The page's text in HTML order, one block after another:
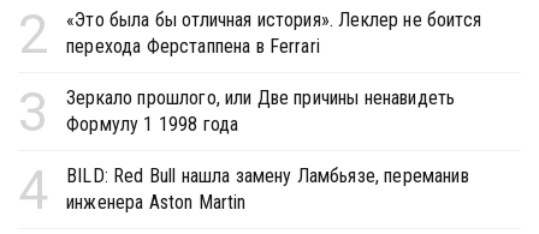
2
«Это была бы отличная история». Леклер не боится
перехода Ферстаппена в Ferrari
3
Зеркало прошлого, или Две причины ненавидеть
Формулу 1 1998 года
4
BILD: Red Bull нашла замену Ламбьязе, переманив
инженера Aston Martin